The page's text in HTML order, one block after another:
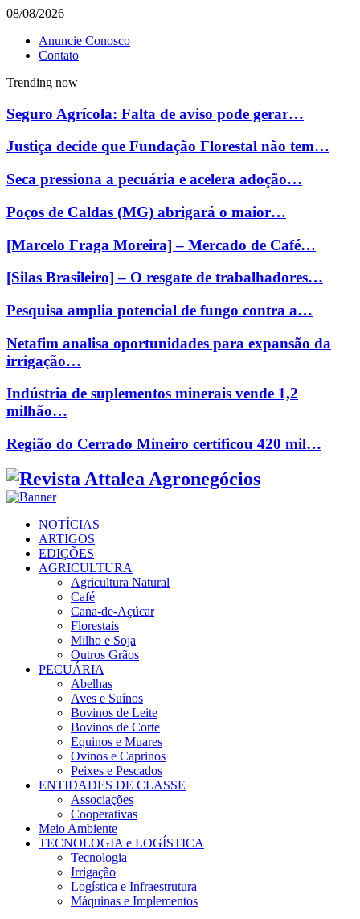
08/08/2026
Anuncie Conosco
Contato
Trending now
Seguro Agrícola: Falta de aviso pode gerar…
Justiça decide que Fundação Florestal não tem…
Seca pressiona a pecuária e acelera adoção…
Poços de Caldas (MG) abrigará o maior…
[Marcelo Fraga Moreira] – Mercado de Café…
[Silas Brasileiro] – O resgate de trabalhadores…
Pesquisa amplia potencial de fungo contra a…
Netafim analisa oportunidades para expansão da
irrigação…
Indústria de suplementos minerais vende 1,2
milhão…
Região do Cerrado Mineiro certificou 420 mil…
Facebook
Twitter
Instagram
Linkedin
Youtube
Email
NOTÍCIAS
ARTIGOS
EDIÇÕES
AGRICULTURA
Agricultura Natural
Café
Cana-de-Açúcar
Florestais
Milho e Soja
Outros Grãos
PECUÁRIA
Abelhas
Aves e Suínos
Bovinos de Leite
Bovinos de Corte
Equinos e Muares
Ovinos e Caprinos
Peixes e Pescados
ENTIDADES DE CLASSE
Associações
Cooperativas
Meio Ambiente
TECNOLOGIA e LOGÍSTICA
Tecnologia
Irrigação
Logística e Infraestrutura
Máquinas e Implementos